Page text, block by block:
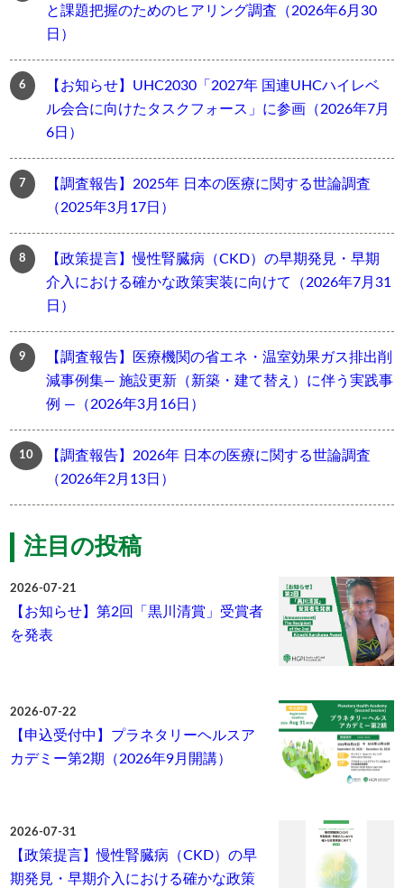
と課題把握のためのヒアリング調査（2026年6月30
日）
【お知らせ】UHC2030「2027年 国連UHCハイレベ
ル会合に向けたタスクフォース」に参画（2026年7月
6日）
【調査報告】2025年 日本の医療に関する世論調査
（2025年3月17日）
【政策提言】慢性腎臓病（CKD）の早期発見・早期
介入における確かな政策実装に向けて（2026年7月31
日）
【調査報告】医療機関の省エネ・温室効果ガス排出削
減事例集― 施設更新（新築・建て替え）に伴う実践事
例 ―（2026年3月16日）
【調査報告】2026年 日本の医療に関する世論調査
（2026年2月13日）
注目の投稿
2026-07-21
【お知らせ】第2回「黒川清賞」受賞者
を発表
2026-07-22
【申込受付中】プラネタリーヘルスア
カデミー第2期（2026年9月開講）
2026-07-31
【政策提言】慢性腎臓病（CKD）の早
期発見・早期介入における確かな政策